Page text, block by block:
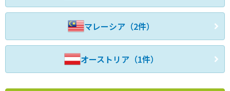
マレーシア（2件）
オーストリア（1件）